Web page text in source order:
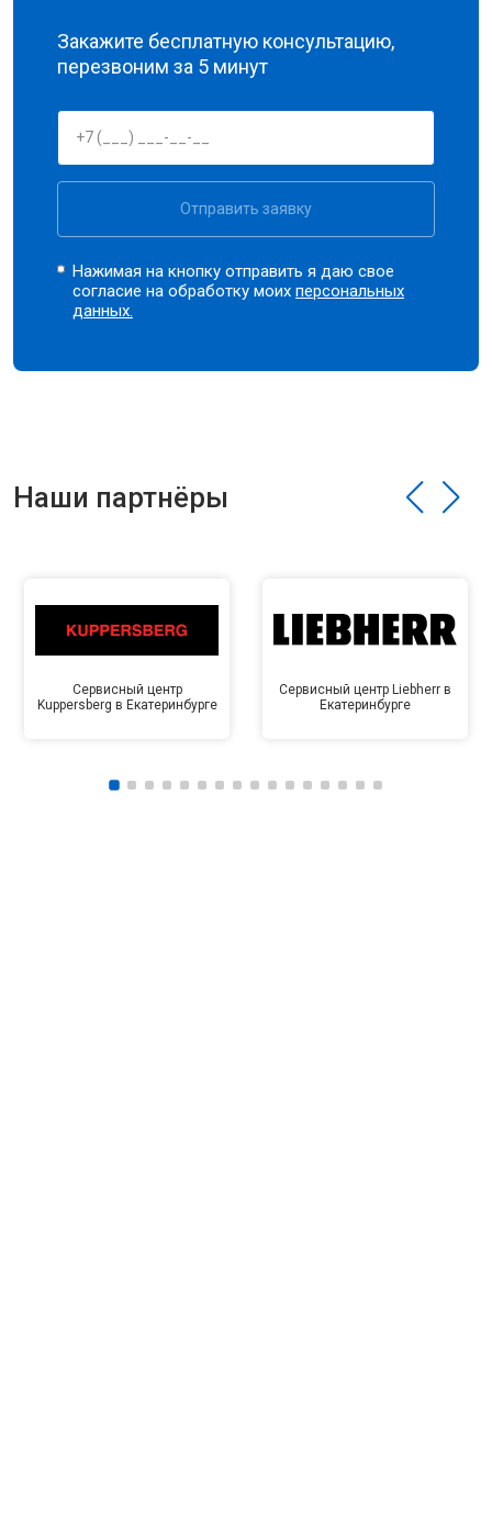
Закажите бесплатную консультацию,
перезвоним за 5 минут
Отправить заявку
Нажимая на кнопку отправить я даю свое
согласие на обработку моихперсональных
данных.
Наши партнёры
Сервисный центр
Kuppersberg в Екатеринбурге
Сервисный центр Liebherr в
Екатеринбурге